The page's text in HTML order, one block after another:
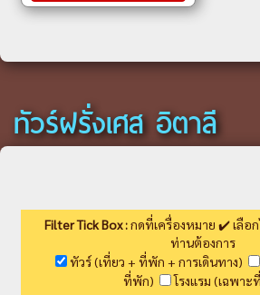
ทัวร์ฝรั่งเศส อิตาลี
Filter Tick Box :กดที่เครื่องหมาย ✔️ เลือ
ท่านต้องการ
ทัวร์ (เที่ยว + ที่พัก + การเดินทาง)
ที่พัก)
โรงแรม (เฉพาะ